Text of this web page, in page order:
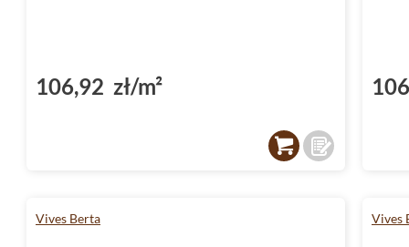
106,92 zł/m²
Vives Berta Vives